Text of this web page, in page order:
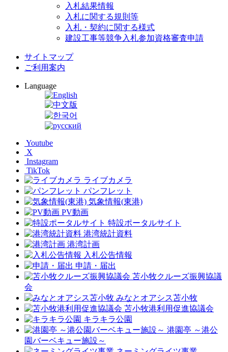
入札結果情報
入札に関する規則等
入札・契約に関する様式
建設工事等競争入札参加資格審査申請
サイトマップ
ご利用案内
Language
Youtube
X
Instagram
TikTok
ライブカメラ
パンフレット
気象情報(東港)
PV動画
特設ポータルサイト
港湾統計資料
港湾計画
入札公告情報
申請・届出
苫小牧クルーズ振興協議
会
みなとオアシス苫小牧
苫小牧港利用促進協議会
キラキラ公園
港園亭 ～港公
園バーベキュー施設～